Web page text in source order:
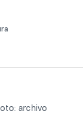
archivo